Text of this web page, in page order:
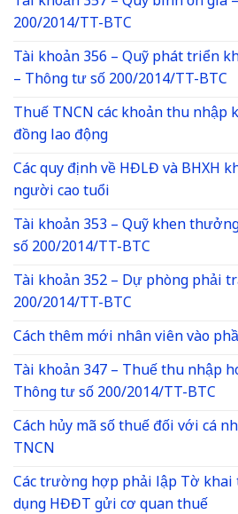
200/2014/TT-BTC
Tài khoản 356 – Quỹ phát triển
– Thông tư số 200/2014/TT-BTC
Thuế TNCN các khoản thu
đồng lao động
Các quy định về HĐLĐ và BHXH
người cao tuổi
Tài khoản 353 – Quỹ khen
số 200/2014/TT-BTC
Tài khoản 352 – Dự phòng phải
200/2014/TT-BTC
Cách thêm mới nhân viên vào
Tài khoản 347 – Thuế thu nhập
Thông tư số 200/2014/TT-BTC
Cách hủy mã số thuế đối với cá
TNCN
Các trường hợp phải lập Tờ
dụng HĐĐT gửi cơ quan thuế